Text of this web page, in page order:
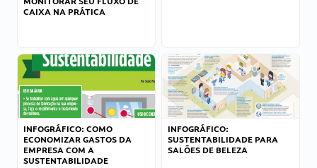
CAIXA NA PRÁTICA
INFOGRÁFICO: COMO
ECONOMIZAR GASTOS DA
EMPRESA COM A
SUSTENTABILIDADE
INFOGRÁFICO:
SUSTENTABILIDADE PARA
SALÕES DE BELEZA